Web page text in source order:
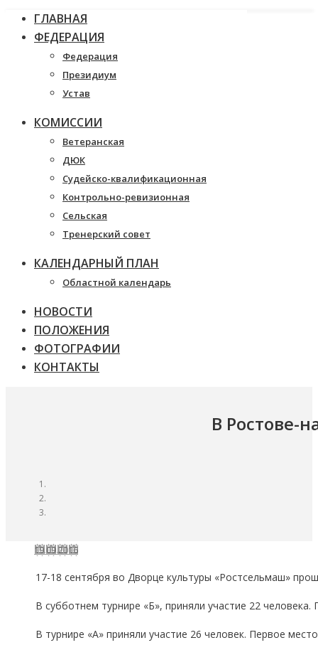
ГЛАВНАЯ
ФЕДЕРАЦИЯ
Федерация
Президиум
Устав
КОМИССИИ
Ветеранская
ДЮК
Судейско-квалификационная
Контрольно-ревизионная
Сельская
Тренерский совет
КАЛЕНДАРНЫЙ ПЛАН
Областной календарь
НОВОСТИ
ПОЛОЖЕНИЯ
ФОТОГРАФИИ
КОНТАКТЫ
В Ростове-
19.09.2016
17-18 сентября во Дворце культуры «Ростсельмаш»
В субботнем турнире «Б», приняли участие 22
В турнире «А» приняли участие 26 человек. Первое